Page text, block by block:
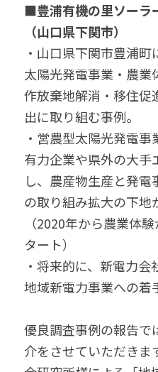
■豊浦有機の里ソーラ
（山口県下関市）
・山口県下関市豊浦
太陽光発電事業・農業
作放棄地解消・移住促
出に取り組む事例。
・営農型太陽光発電
有力企業や県外の大手
し、農産物生産と発
の取り組み拡大の下地
（2020年から農業体
タート）
・将来的に、新電力
地域新電力事業への着
優良調査事例の報告で
介をさせていただきま